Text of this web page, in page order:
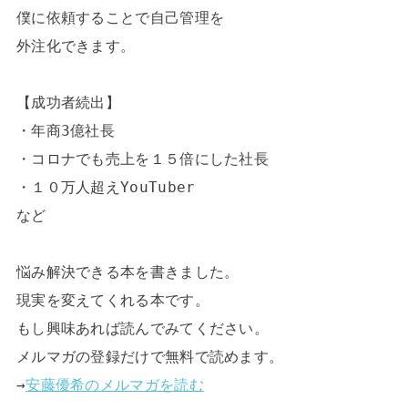
僕に依頼することで自己管理を
外注化できます。
【成功者続出】
・年商3億社長
・コロナでも売上を１５倍にした社長
・１０万人超えYouTuber
など
悩み解決できる本を書きました。
現実を変えてくれる本です。
もし興味あれば読んでみてください。
メルマガの登録だけで無料で読めます。
→安藤優希のメルマガを読む